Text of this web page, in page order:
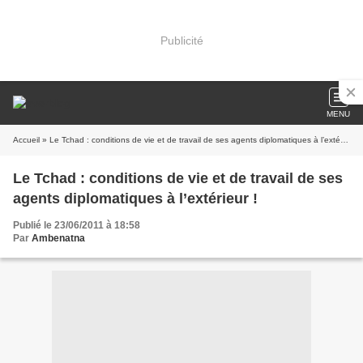
Publicité
MENU
Accueil » Le Tchad : conditions de vie et de travail de ses agents diplomatiques à l’extérieur !
Le Tchad : conditions de vie et de travail de ses
agents diplomatiques à l’extérieur !
Publié le 23/06/2011 à 18:58
Par Ambenatna